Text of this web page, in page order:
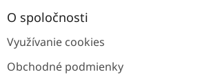
O spoločnosti
Využívanie cookies
Obchodné podmienky